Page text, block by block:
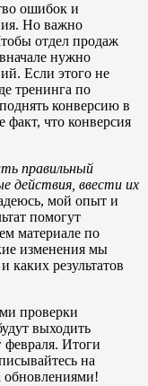
ошибок и
Но важно
отдел продаж
нужно
Если этого не
тренинга по
конверсию в
факт, что конверсия
правильный
действия, ввести их
мой опыт и
помогут
материале по
изменения мы
каких результатов
проверки
выходить
февраля. Итоги
на
обновлениями!